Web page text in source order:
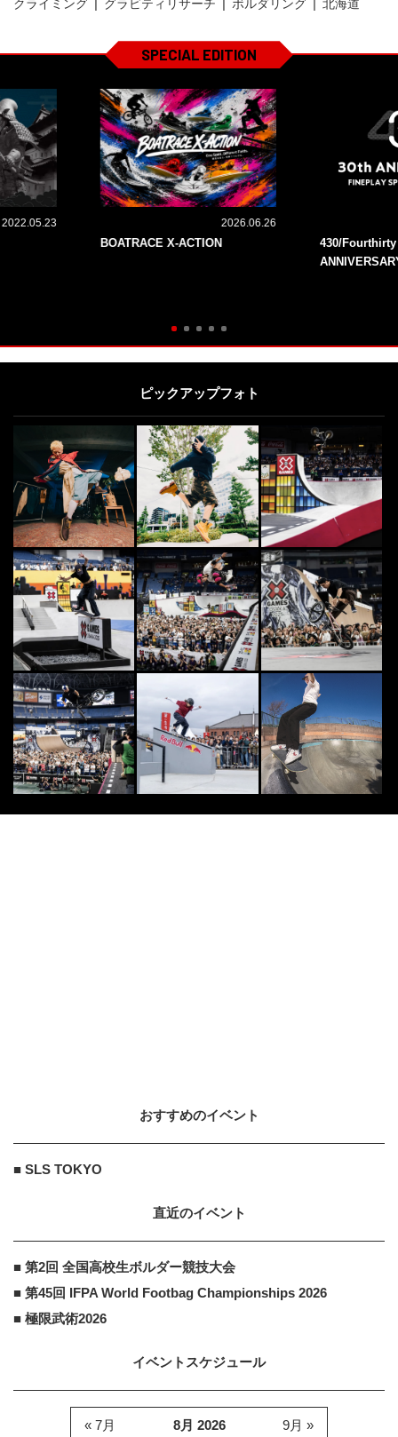
クライミング グラビティリサーチ ボルダリング 北海道
SPECIAL EDITION
2022.05.23 2026.06.26
BOATRACE X-ACTION
430/
ピックアップフォト
おすすめのイベント
■ SLS TOKYO
直近のイベント
■ 第2回 全国高校生ボルダー競技大会
■ 第45回 IFPA World Footbag Championships 2026
■ 極限武術2026
イベントスケジュール
8月 2026
« 7月 9月 »